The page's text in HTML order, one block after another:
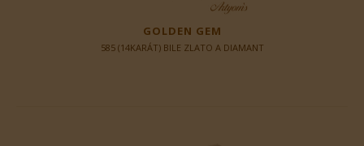
GOLDEN GEM
585 (14KARÁT) BILE ZLATO A DIAMANT